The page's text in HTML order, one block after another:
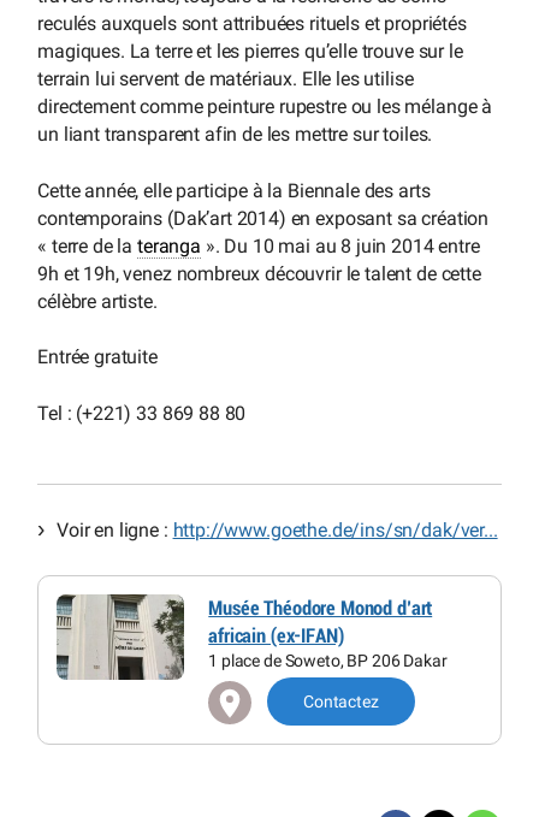
reculés auxquels sont attribuées rituels et propriétés
magiques. La terre et les pierres qu’elle trouve sur le
terrain lui servent de matériaux. Elle les utilise
directement comme peinture rupestre ou les mélange à
un liant transparent afin de les mettre sur toiles.
Cette année, elle participe à la Biennale des arts
contemporains (Dak’art 2014) en exposant sa création
« terre de lateranga ». Du 10 mai au 8 juin 2014 entre
9h et 19h, venez nombreux découvrir le talent de cette
célèbre artiste.
Entrée gratuite
Tel : (+221) 33 869 88 80
Voir en ligne : http://www.goethe.de/ins/sn/dak/ver...
Musée Théodore Monod d’art
africain (ex-IFAN)
1 place de Soweto, BP 206 Dakar
Contactez